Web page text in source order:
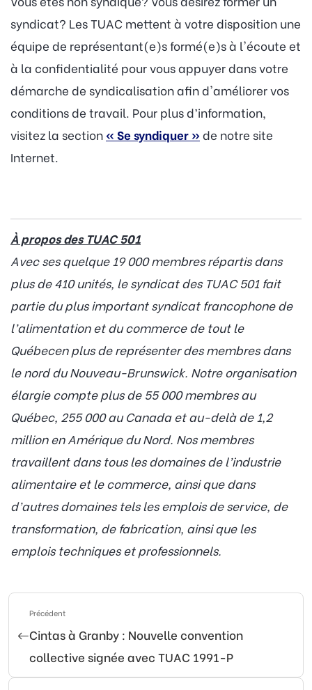
syndicat? Les TUAC mettent à votre disposition une
équipe de représentant(e)s formé(e)s à l'écoute et
à la confidentialité pour vous appuyer dans votre
démarche de syndicalisation afin d'améliorer vos
conditions de travail. Pour plus d’information,
visitez la section« Se syndiquer » de notre site
Internet.
À propos des TUAC 501
Avec ses quelque 19 000 membres répartis dans
plus de 410 unités, le syndicat des TUAC 501 fait
partie du plus important syndicat francophone de
l’alimentation et du commerce de tout le
Québecen plus de représenter des membres dans
le nord du Nouveau-Brunswick. Notre organisation
élargie compte plus de 55 000 membres au
Québec, 255 000 au Canada et au-delà de 1,2
million en Amérique du Nord. Nos membres
travaillent dans tous les domaines de l’industrie
alimentaire et le commerce, ainsi que dans
d’autres domaines tels les emplois de service, de
transformation, de fabrication, ainsi que les
emplois techniques et professionnels.
Précédent
Cintas à Granby : Nouvelle convention
collective signée avec TUAC 1991-P